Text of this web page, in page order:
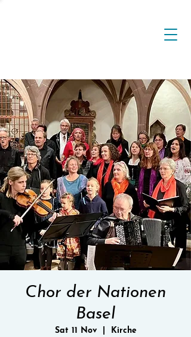
Chor der Nationen
Basel
Sat 11 Nov
  |
Kirche